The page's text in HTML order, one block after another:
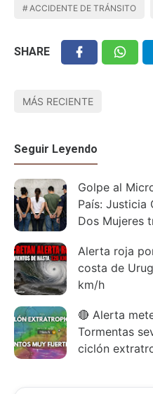
ACCIDENTE DE TRÁNSITO
SHARE
MÁS RECIENTE
Seguir Leyendo
Golpe al
País: Justicia
Dos Mujeres
Alerta roja
costa de
km/h
🔴 Alerta
Tormentas
ciclón